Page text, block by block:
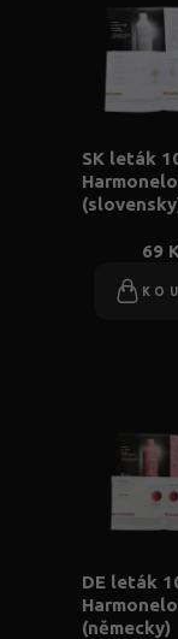
SK leták
69
DE leták
(německy)